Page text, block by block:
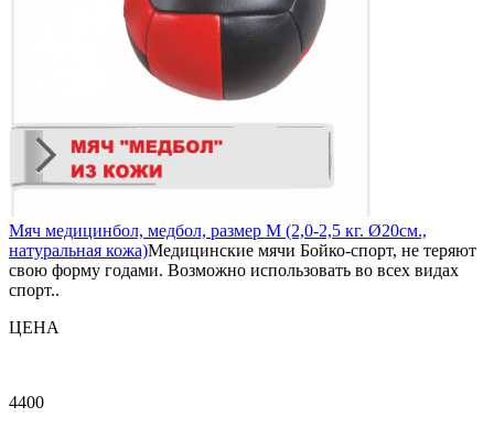
Мяч медицинбол, медбол, размер M (2,0-2,5 кг. Ø20см.,
натуральная кожа)Медицинские мячи Бойко-спорт, не теряют
свою форму годами. Возможно использовать во всех видах
спорт..
ЦЕНА
4400